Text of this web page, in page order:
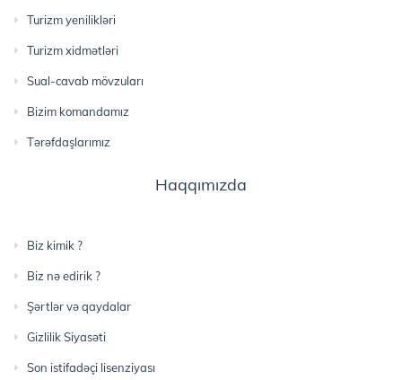
Turizm yenilikləri
Turizm xidmətləri
Sual-cavab mövzuları
Bizim komandamız
Tərəfdaşlarımız
Haqqımızda
Biz kimik ?
Biz nə edirik ?
Şərtlər və qaydalar
Gizlilik Siyasəti
Son istifadəçi lisenziyası